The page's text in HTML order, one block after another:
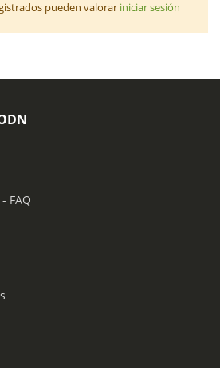
pueden valorar iniciar sesión
FAQ